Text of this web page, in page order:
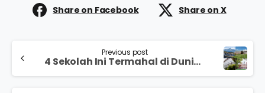
Share on Facebook Share on X
Previous post
4 Sekolah Ini Termahal di Dunia, Berapa Ya Biayanya?